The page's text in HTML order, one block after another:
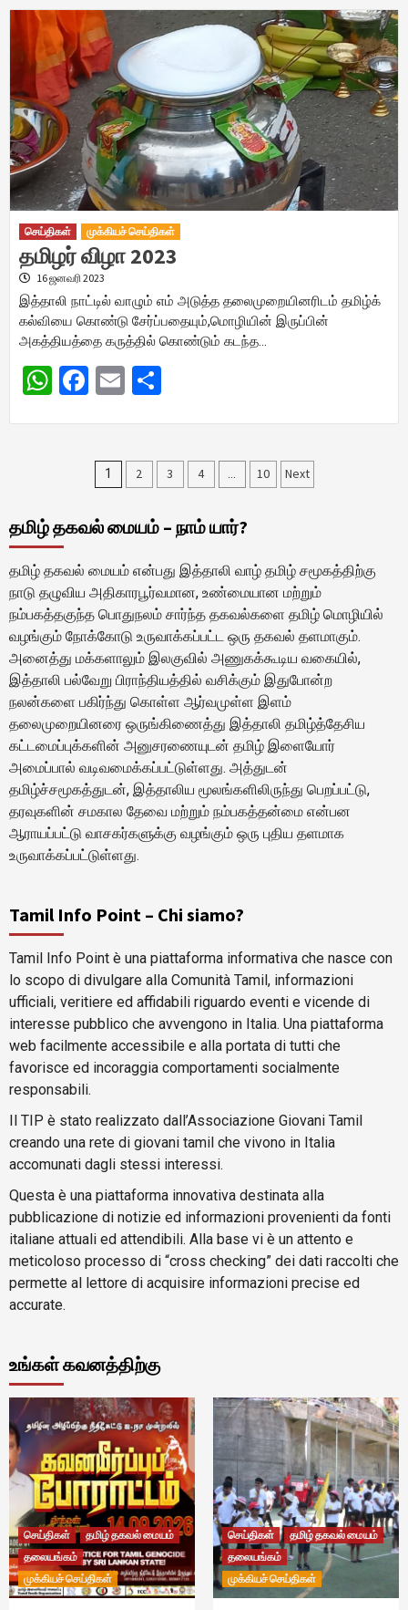
செய்திகள் முக்கியச் செய்திகள்
தமிழர் விழா 2023
16 ஜனவரி 2023
இத்தாலி நாட்டில் வாழும் எம் அடுத்த தலைமுறையினரிடம் தமிழ்க்
கல்வியை கொண்டு சேர்ப்பதையும்,மொழியின் இருப்பின்
அகத்தியத்தை கருத்தில் கொண்டும் கடந்த…
WhatsApp
Facebook
Email
Posts
pagination
1 2 3 4 10 Next
தமிழ் தகவல் மையம் – நாம் யார்?
தமிழ் தகவல் மையம் என்பது இத்தாலி வாழ் தமிழ் சமூகத்திற்கு
நாடு தழுவிய அதிகாரபூர்வமான, உண்மையான மற்றும்
நம்பகத்தகுந்த பொதுநலம் சார்ந்த தகவல்களை தமிழ் மொழியில்
வழங்கும் நோக்கோடு உருவாக்கப்பட்ட ஒரு தகவல் தளமாகும்.
அனைத்து மக்களாலும் இலகுவில் அணுகக்கூடிய வகையில்,
இத்தாலி பல்வேறு பிராந்தியத்தில் வசிக்கும் இதுபோன்ற
நலன்களை பகிர்ந்து கொள்ள ஆர்வமுள்ள இளம்
தலைமுறையினரை ஒருங்கிணைத்து இத்தாலி தமிழ்த்தேசிய
கட்டமைப்புக்களின் அனுசரணையுடன் தமிழ் இளையோர்
அமைப்பால் வடிவமைக்கப்பட்டுள்ளது. அத்துடன்
தமிழ்ச்சமூகத்துடன், இத்தாலிய மூலங்களிலிருந்து பெறப்பட்டு,
தரவுகளின் சமகால தேவை மற்றும் நம்பகத்தன்மை என்பன
ஆராயப்பட்டு வாசகர்களுக்கு வழங்கும் ஒரு புதிய தளமாக
உருவாக்கப்பட்டுள்ளது.
Tamil Info Point – Chi siamo?
Tamil Info Point è una piattaforma informativa che nasce con
lo scopo di divulgare alla Comunità Tamil, informazioni
ufficiali, veritiere ed affidabili riguardo eventi e vicende di
interesse pubblico che avvengono in Italia. Una piattaforma
web facilmente accessibile e alla portata di tutti che
favorisce ed incoraggia comportamenti socialmente
responsabili.
Il TIP è stato realizzato dall’Associazione Giovani Tamil
creando una rete di giovani tamil che vivono in Italia
accomunati dagli stessi interessi.
Questa è una piattaforma innovativa destinata alla
pubblicazione di notizie ed informazioni provenienti da fonti
italiane attuali ed attendibili. Alla base vi è un attento e
meticoloso processo di “cross checking” dei dati raccolti che
permette al lettore di acquisire informazioni precise ed
accurate.
உங்கள் கவனத்திற்கு
செய்திகள்
தமிழ் தகவல் மையம்
தலையங்கம்
முக்கியச் செய்திகள்
செய்திகள்
தமிழ் தகவல் மையம்
தலையங்கம்
முக்கியச் செய்திகள்